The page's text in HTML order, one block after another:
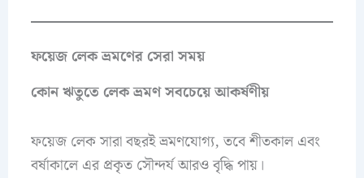
ফয়েজ লেক ভ্রমণের সেরা সময়
কোন ঋতুতে লেক ভ্রমণ সবচেয়ে আকর্ষণীয়
ফয়েজ লেক সারা বছরই ভ্রমণযোগ্য, তবে শীতকাল এবং
বর্ষাকালে এর প্রকৃত সৌন্দর্য আরও বৃদ্ধি পায়।